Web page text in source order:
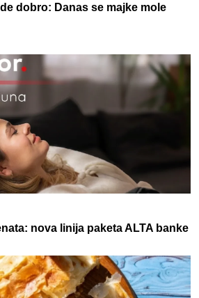
dobro: Danas se majke mole
nova linija paketa ALTA banke